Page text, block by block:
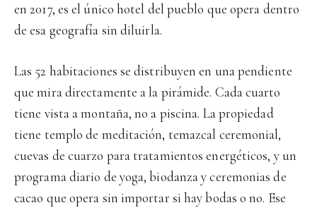
en 2017, es el único hotel del pueblo que opera dentro
de esa geografía sin diluirla.
Las 52 habitaciones se distribuyen en una pendiente
que mira directamente a la pirámide. Cada cuarto
tiene vista a montaña, no a piscina. La propiedad
tiene templo de meditación, temazcal ceremonial,
cuevas de cuarzo para tratamientos energéticos, y un
programa diario de yoga, biodanza y ceremonias de
cacao que opera sin importar si hay bodas o no. Ese